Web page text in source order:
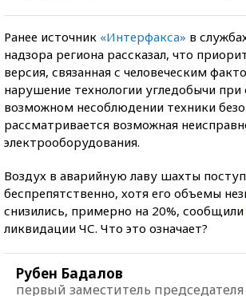
Ранее источник «Интерфакса» в
надзора региона рассказал, что
версия, связанная с человеческим
нарушение технологии угледобычи
возможном несоблюдении техники
рассматривается возможная
электрооборудования.
Воздух в аварийную лаву шахты
беспрепятственно, хотя его объемы
снизились, примерно на 20%, сообщили
ликвидации ЧС. Что это означает?
Рубен Бадалов
первый заместитель председателя